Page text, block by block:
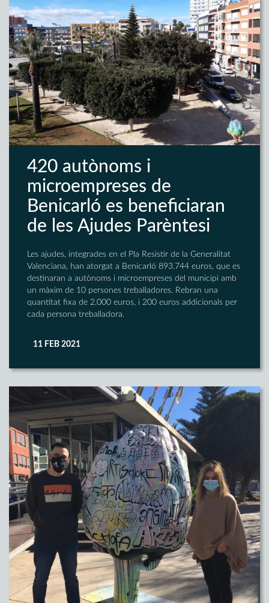
420 autònoms i
microempreses de
Benicarló es beneficiaran
de les Ajudes Parèntesi
Les ajudes, integrades en el Pla Resistir de la Generalitat
Valenciana, han atorgat a Benicarló 893.744 euros, que es
destinaran a autònoms i microempreses del municipi amb
un màxim de 10 persones treballadores. Rebran una
quantitat fixa de 2.000 euros, i 200 euros addicionals per
cada persona treballadora.
11 FEB 2021